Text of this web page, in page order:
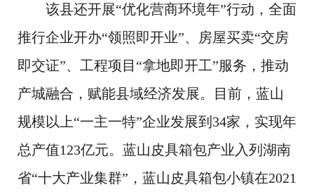
该县还开展“优化营商环境年”行动，全面
推行企业开办“领照即开业”、房屋买卖“交房
即交证”、工程项目“拿地即开工”服务，推动
产城融合，赋能县域经济发展。目前，蓝山
规模以上“一主一特”企业发展到34家，实现年
总产值123亿元。蓝山皮具箱包产业入列湖南
省“十大产业集群”，蓝山皮具箱包小镇在2021